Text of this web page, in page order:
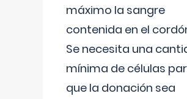
máximo la sangre
contenida en el
Se necesita una
mínima de células
que la donación sea